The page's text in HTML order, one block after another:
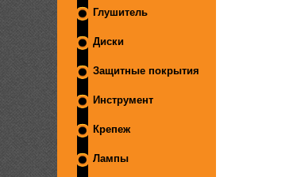
Глушитель
Диски
Защитные покрытия
Инструмент
Крепеж
Лампы